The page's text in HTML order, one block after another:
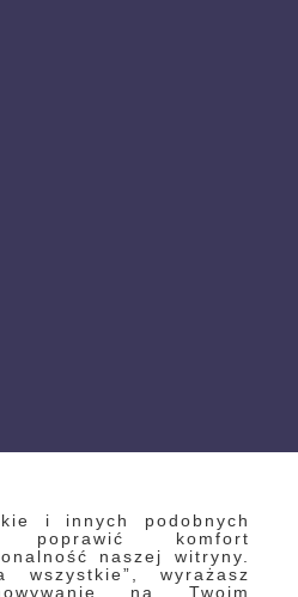
i innych podobnych
poprawić komfort
naszej witryny.
wszystkie”, wyrażasz
na Twoim